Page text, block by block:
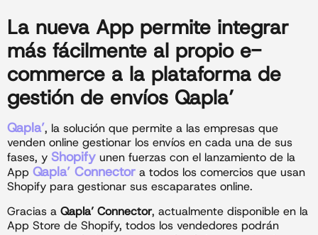
La nueva App permite integrar
más fácilmente al propio e-
commerce a la plataforma de
gestión de envíos Qapla’
Qapla’, la solución que permite a las empresas que
venden online gestionar los envíos en cada una de sus
fases, y Shopify unen fuerzas con el lanzamiento de la
App Qapla’ Connector a todos los comercios que usan
Shopify para gestionar sus escaparates online.
Gracias a Qapla’ Connector, actualmente disponible en la
App Store de Shopify, todos los vendedores podrán